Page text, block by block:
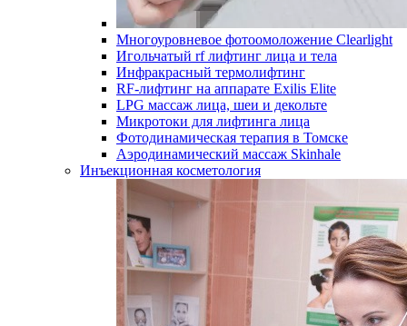
Многоуровневое фотоомоложение Clearlight
Игольчатый rf лифтинг лица и тела
Инфракрасный термолифтинг
RF-лифтинг на аппарате Exilis Elite
LPG массаж лица, шеи и декольте
Микротоки для лифтинга лица
Фотодинамическая терапия в Томске
Аэродинамический массаж Skinhale
Инъекционная косметология